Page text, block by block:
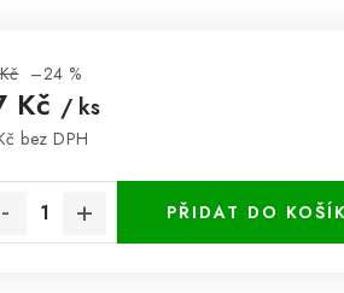
–24 %
Kč / ks
bez DPH
PŘIDAT DO